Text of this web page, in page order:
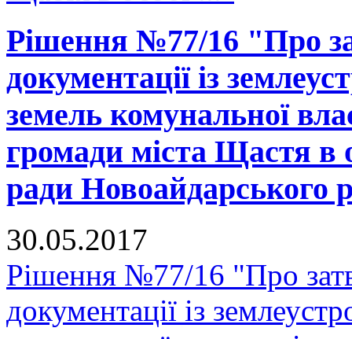
Рішення №77/16 "Про
документації із
земель комунальної
громади міста Щастя в
ради Новоайдарського
30.05.2017
Рішення №77/16 "Про
документації із